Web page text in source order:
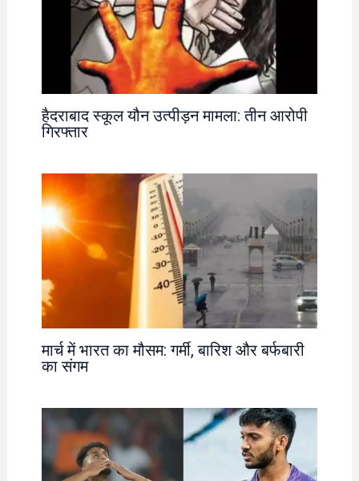
हैदराबाद स्कूल यौन उत्पीड़न मामला: तीन आरोपी
गिरफ्तार
मार्च में भारत का मौसम: गर्मी, बारिश और बर्फबारी
का संगम